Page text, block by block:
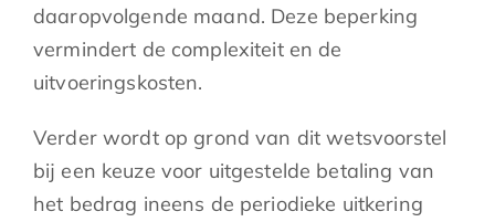
daaropvolgende maand. Deze beperking
vermindert de complexiteit en de
uitvoeringskosten.
Verder wordt op grond van dit wetsvoorstel
bij een keuze voor uitgestelde betaling van
het bedrag ineens de periodieke uitkering